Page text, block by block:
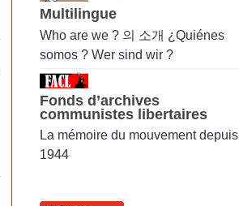
Multilingue
Who are we ? 의 소개 ¿Quiénes
somos ? Wer sind wir ?
Fonds d’archives
communistes libertaires
La mémoire du mouvement depuis
1944